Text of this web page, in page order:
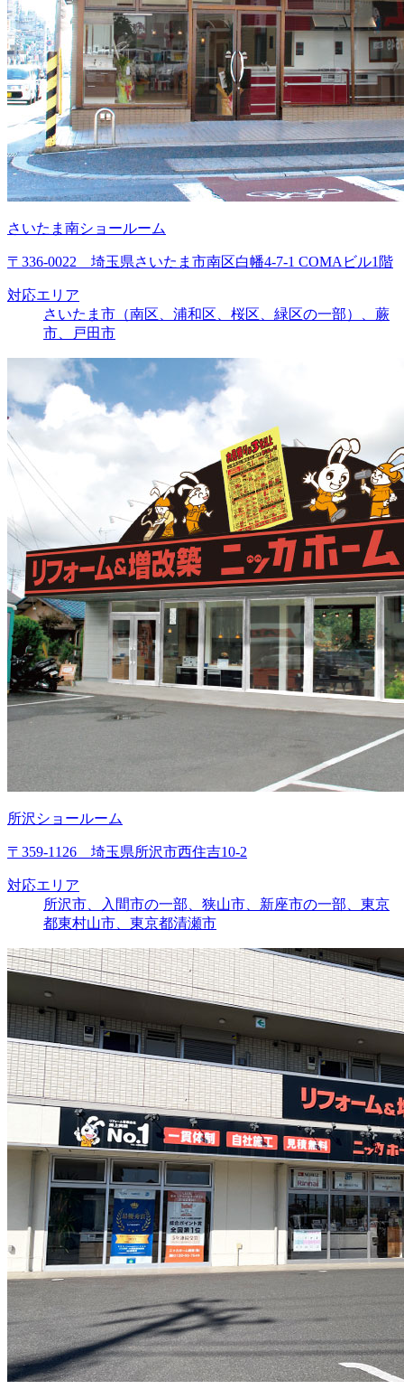
さいたま南ショールーム
〒336-0022 埼玉県さいたま市南区白幡4-7-1 COMAビル1階
対応エリア
さいたま市（南区、浦和区、桜区、緑区の一部）、蕨
市、戸田市
所沢ショールーム
〒359-1126 埼玉県所沢市西住吉10-2
対応エリア
所沢市、入間市の一部、狭山市、新座市の一部、東京
都東村山市、東京都清瀬市